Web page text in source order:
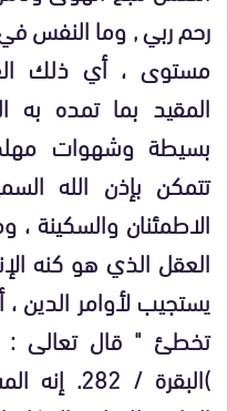
رحم ربي , وما النفس في
مستوى ، أي ذلك
المقيد بما تمده
بسيطة وشهوات
تتمكن بإذن الله
الاطمئنان والسكينة
العقل الذي هو كنه
يستجيب لأوامر الدين ،
تخطئ " قال تعالى :
)البقرة / 282
. إنه